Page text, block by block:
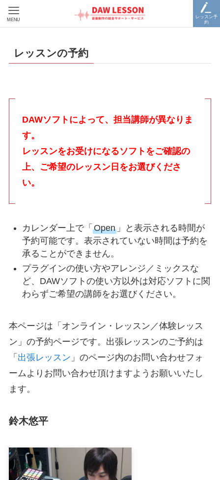
レッスン予
約
MENU
レッスンの予約
DAWソフトによって、担当講師が異なりま
す。
レッスンをお受けになるソフトをご確認の
上、ご希望のレッスン日をお選びくださ
い。
カレンダー上で「 Open」と表示される時間が
予約可能です。表示されていない時間は予約を
承ることができません。
プラグインの使い方やアレンジ／ミックスな
ど、DAWソフトの使い方以外は対応ソフトに関
わらずご希望の講師をお選びください。
本ページは「オンライン・レッスン／体験レッス
ン」の予約ページです。出張レッスンのご予約は
「 出張レッスン 」のページ内のお問い合わせフォ
ームよりお問い合わせ頂けますようお願いいたし
ます。
鈴木悠平